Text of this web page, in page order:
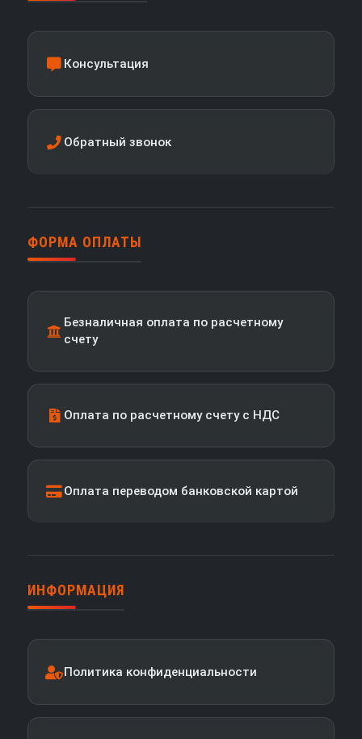
Консультация
Обратный звонок
ФОРМА ОПЛАТЫ
Безналичная оплата по расчетному
счету
Оплата по расчетному счету с НДС
Оплата переводом банковской картой
ИНФОРМАЦИЯ
Политика конфиденциальности